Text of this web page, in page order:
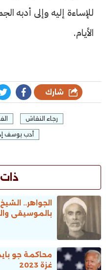
للإساءة إليه وإلى أدبه
الأيام.
شارك
رجاء النقاش
أدب يوسف
الجواهر..
بالموسيقى
محاكمة جو
غزة 2023